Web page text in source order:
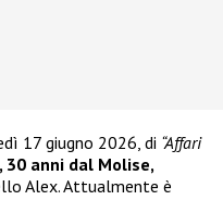
17 giugno 2026, di “Affari
30 anni dal Molise,
Alex. Attualmente è